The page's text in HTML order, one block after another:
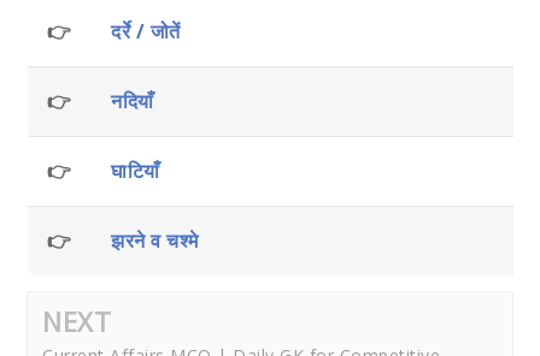
👉 दर्रे / जोतें
👉 नदियाँ
👉 घाटियाँ
👉 झरने व चश्मे
NEXT